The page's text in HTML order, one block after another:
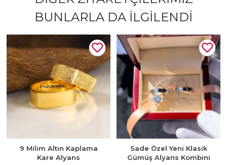
BUNLARLA DA İLGILENDI
9 Milim Altın Kaplama
Kare Alyans
Sade Özel Yeni Klasik
Gümüş Alyans Kombini